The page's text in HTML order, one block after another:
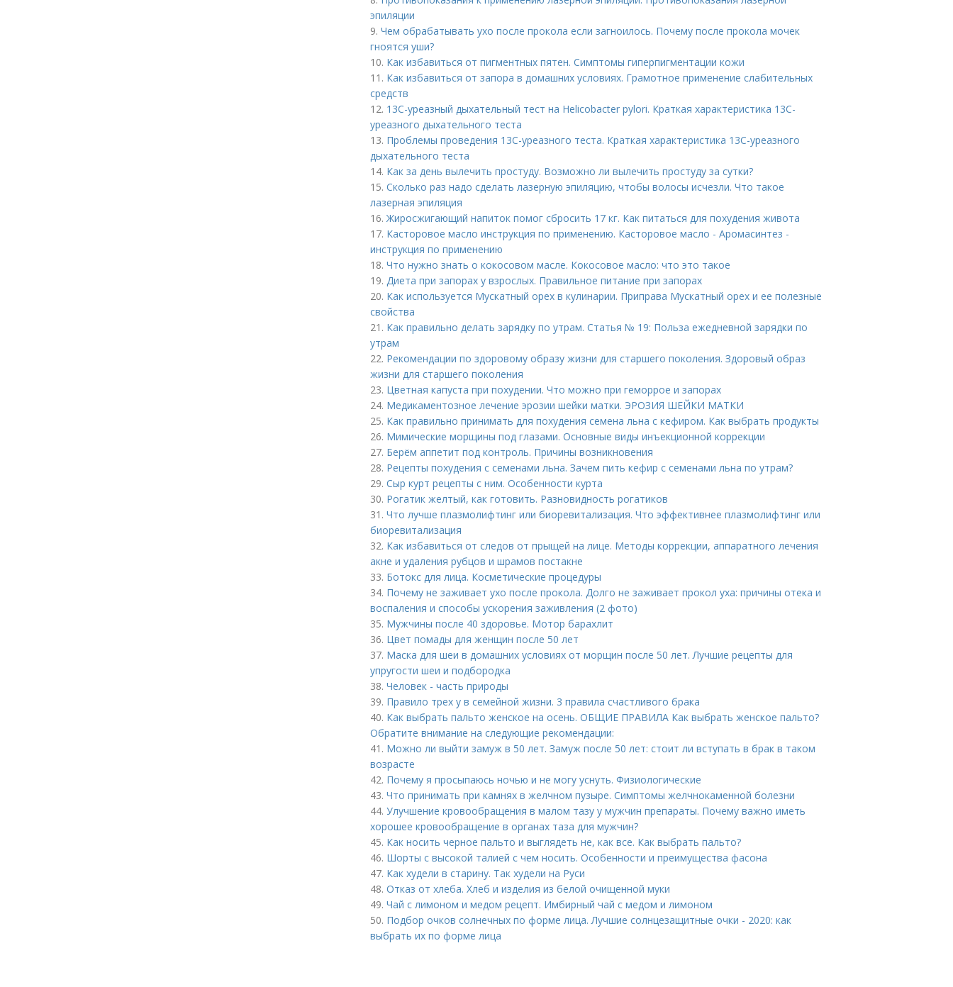
эпиляции
9. Чем обрабатывать ухо после прокола если загноилось. Почему после прокола мочек
гноятся уши?
10. Как избавиться от пигментных пятен. Симптомы гиперпигментации кожи
11. Как избавиться от запора в домашних условиях. Грамотное применение слабительных
средств
12. 13С-уреазный дыхательный тест на Helicobacter pylori. Краткая характеристика 13С-
уреазного дыхательного теста
13. Проблемы проведения 13С-уреазного теста. Краткая характеристика 13С-уреазного
дыхательного теста
14. Как за день вылечить простуду. Возможно ли вылечить простуду за сутки?
15. Сколько раз надо сделать лазерную эпиляцию, чтобы волосы исчезли. Что такое
лазерная эпиляция
16.Жиросжигающий напиток помог сбросить 17 кг. Как питаться для похудения живота
17. Касторовое масло инструкция по применению. Касторовое масло - Аромасинтез -
инструкция по применению
18. Что нужно знать о кокосовом масле. Кокосовое масло: что это такое
19. Диета при запорах у взрослых. Правильное питание при запорах
20. Как используется Мускатный орех в кулинарии. Приправа Мускатный орех и ее полезные
свойства
21. Как правильно делать зарядку по утрам. Статья № 19: Польза ежедневной зарядки по
утрам
22. Рекомендации по здоровому образу жизни для старшего поколения. Здоровый образ
жизни для старшего поколения
23. Цветная капуста при похудении. Что можно при геморрое и запорах
24. Медикаментозное лечение эрозии шейки матки. ЭРОЗИЯ ШЕЙКИ МАТКИ
25. Как правильно принимать для похудения семена льна с кефиром. Как выбрать продукты
26. Мимические морщины под глазами. Основные виды инъекционной коррекции
27. Берём аппетит под контроль. Причины возникновения
28. Рецепты похудения с семенами льна. Зачем пить кефир с семенами льна по утрам?
29. Сыр курт рецепты с ним. Особенности курта
30. Рогатик желтый, как готовить. Разновидность рогатиков
31. Что лучше плазмолифтинг или биоревитализация. Что эффективнее плазмолифтинг или
биоревитализация
32. Как избавиться от следов от прыщей на лице. Методы коррекции, аппаратного лечения
акне и удаления рубцов и шрамов постакне
33. Ботокс для лица. Косметические процедуры
34. Почему не заживает ухо после прокола. Долго не заживает прокол уха: причины отека и
воспаления и способы ускорения заживления (2 фото)
35. Мужчины после 40 здоровье. Мотор барахлит
36. Цвет помады для женщин после 50 лет
37. Маска для шеи в домашних условиях от морщин после 50 лет. Лучшие рецепты для
упругости шеи и подбородка
38. Человек - часть природы
39. Правило трех у в семейной жизни. 3 правила счастливого брака
40. Как выбрать пальто женское на осень. ОБЩИЕ ПРАВИЛА Как выбрать женское пальто?
Обратите внимание на следующие рекомендации:
41. Можно ли выйти замуж в 50 лет. Замуж после 50 лет: стоит ли вступать в брак в таком
возрасте
42. Почему я просыпаюсь ночью и не могу уснуть. Физиологические
43. Что принимать при камнях в желчном пузыре. Симптомы желчнокаменной болезни
44. Улучшение кровообращения в малом тазу у мужчин препараты. Почему важно иметь
хорошее кровообращение в органах таза для мужчин?
45. Как носить черное пальто и выглядеть не, как все. Как выбрать пальто?
46. Шорты с высокой талией с чем носить. Особенности и преимущества фасона
47. Как худели в старину. Так худели на Руси
48. Отказ от хлеба. Хлеб и изделия из белой очищенной муки
49. Чай с лимоном и медом рецепт. Имбирный чай с медом и лимоном
50. Подбор очков солнечных по форме лица. Лучшие солнцезащитные очки - 2020: как
выбрать их по форме лица